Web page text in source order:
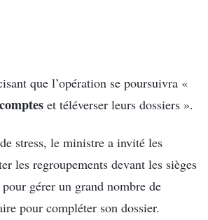
que l’opération se poursuivra «
et téléverser leurs dossiers ».
stress, le ministre a invité les
les regroupements devant les sièges
gérer un grand nombre de
pour compléter son dossier.